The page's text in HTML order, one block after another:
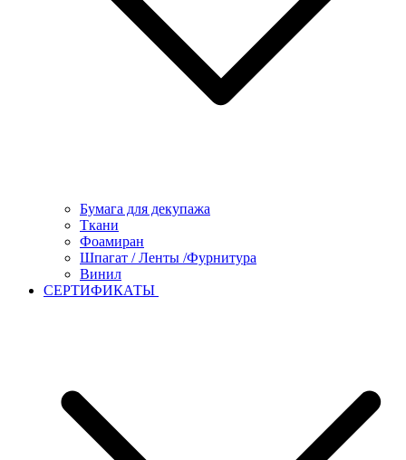
Бумага для декупажа
Ткани
Фоамиран
Шпагат / Ленты /Фурнитура
Винил
СЕРТИФИКАТЫ